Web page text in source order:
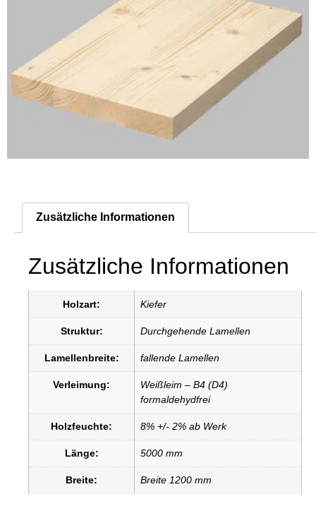
Zusätzliche Informationen
Zusätzliche Informationen
Holzart: Kiefer
Struktur: Durchgehende Lamellen
Lamellenbreite: fallende Lamellen
Verleimung:
Weißleim – B4 (D4)
formaldehydfrei
Holzfeuchte: 8% +/- 2% ab Werk
Länge: 5000 mm
Breite: Breite 1200 mm